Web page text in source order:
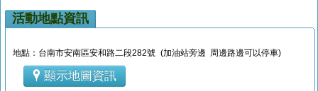
活動地點資訊
地點：台南市安南區安和路二段282號 (加油站旁邊 周邊路邊可以停車)
顯示地圖資訊